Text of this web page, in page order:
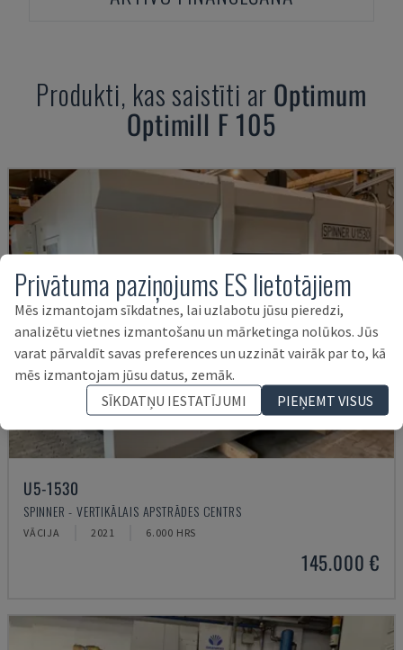
Produkti, kas saistīti ar Optimum
Optimill F 105
U5-1530
SPINNER - VERTIKĀLAIS APSTRĀDES CENTRS
VĀCIJA 2021 6.000 HRS
145.000 €
Privātuma paziņojums ES lietotājiem
Mēs izmantojam sīkdatnes, lai uzlabotu jūsu pieredzi,
analizētu vietnes izmantošanu un mārketinga nolūkos. Jūs
varat pārvaldīt savas preferences un uzzināt vairāk par to, kā
mēs izmantojam jūsu datus, zemāk.
SĪKDATŅU IESTATĪJUMI
PIEŅEMT VISUS